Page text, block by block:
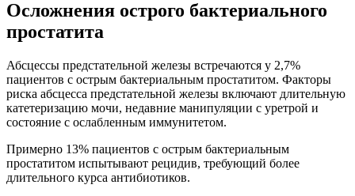
Осложнения острого бактериального
простатита
Абсцессы предстательной железы встречаются у 2,7%
пациентов с острым бактериальным простатитом. Факторы
риска абсцесса предстательной железы включают длительную
катетеризацию мочи, недавние манипуляции с уретрой и
состояние с ослабленным иммунитетом.
Примерно 13% пациентов с острым бактериальным
простатитом испытывают рецидив, требующий более
длительного курса антибиотиков.